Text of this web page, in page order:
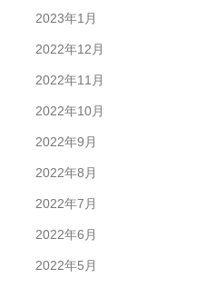
2023年1月
2022年12月
2022年11月
2022年10月
2022年9月
2022年8月
2022年7月
2022年6月
2022年5月